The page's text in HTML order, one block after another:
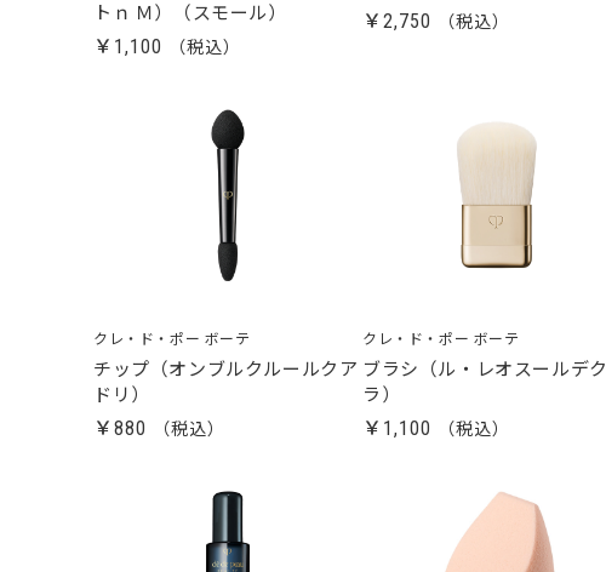
トｎ Ｍ）（スモール）
￥1,100
￥2,750
クレ・ド・ポー ボーテ
チップ（オンブルクルールクア
ドリ）
￥880
クレ・ド・ポー ボーテ
ブラシ（ル・レオスールデク
ラ）
￥1,100